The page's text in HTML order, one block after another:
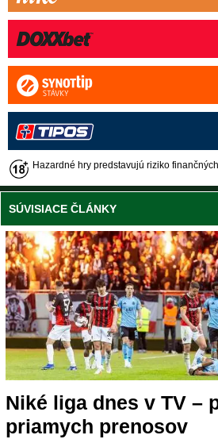
Hazardné hry predstavujú riziko
SÚVISIACE ČLÁNKY
Niké liga dnes v TV –
priamych prenosov